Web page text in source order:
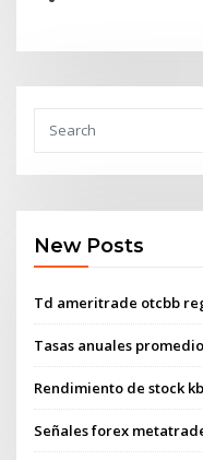
New Posts
Td ameritrade otcbb
Tasas anuales
Rendimiento de stock
Señales forex